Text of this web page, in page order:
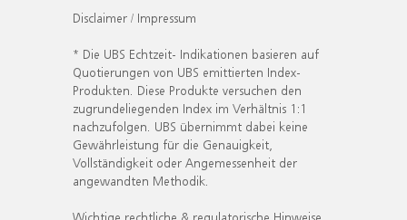
Disclaimer / Impressum
* Die UBS Echtzeit- Indikationen basieren auf
Quotierungen von UBS emittierten Index-
Produkten. Diese Produkte versuchen den
zugrundeliegenden Index im Verhältnis 1:1
nachzufolgen. UBS übernimmt dabei keine
Gewährleistung für die Genauigkeit,
Vollständigkeit oder Angemessenheit der
angewandten Methodik.